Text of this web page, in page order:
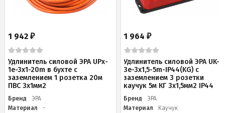
1 942 ₽
Удлинитель силовой ЭРА UPx-
1e-3x1-20m в бухте с
заземлением 1 розетка 20м
ПВС 3х1мм2
Бренд
ЭРА
Материал
-
1 964₽
Удлинитель силовой ЭРА UK-
3e-3x1,5-5m-IP44(KG) с
заземлением 3 розетки
каучук 5м КГ 3х1,5мм2 IP44
Бренд
ЭРА
Материал
Каучук